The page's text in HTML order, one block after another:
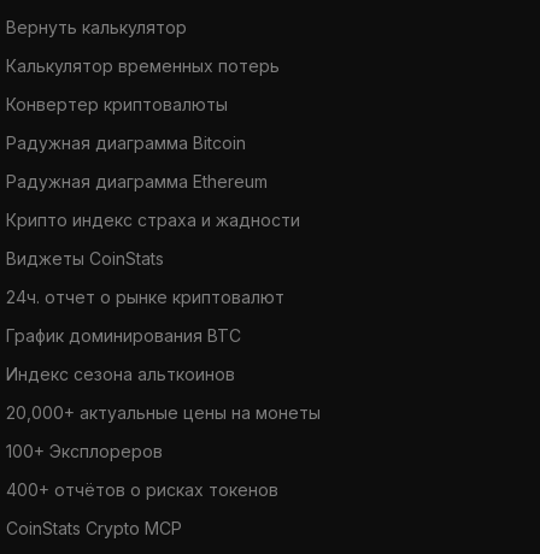
Вернуть калькулятор
Калькулятор временных потерь
Конвертер криптовалюты
Радужная диаграмма Bitcoin
Радужная диаграмма Ethereum
Крипто индекс страха и жадности
Виджеты CoinStats
24ч. отчет о рынке криптовалют
График доминирования BTC
Индекс сезона альткоинов
20,000+ актуальные цены на монеты
100+ Эксплореров
400+ отчётов о рисках токенов
CoinStats Crypto MCP